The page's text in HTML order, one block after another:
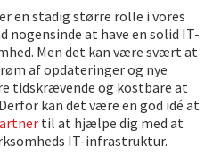
en stadig større rolle i vores
nogensinde at have en solid IT-
Men det kan være svært at
af opdateringer og nye
tidskrævende og kostbare at
kan det være en god idé at
til at hjælpe dig med at
IT-infrastruktur.